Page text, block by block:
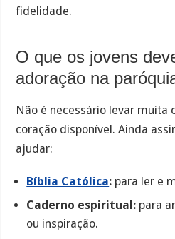
fidelidade.
O que os jovens
adoração na
Não é necessário levar muita
coração disponível. Ainda
ajudar:
Bíblia Católica: para ler e
Caderno espiritual: para
ou inspiração.